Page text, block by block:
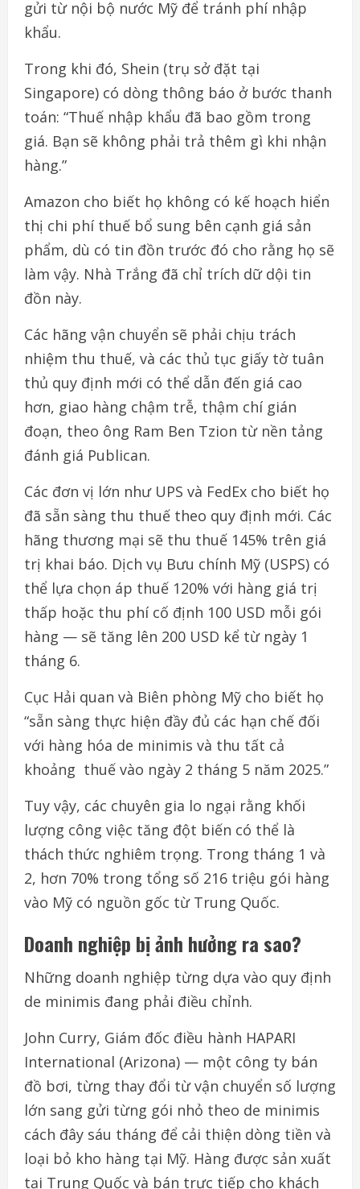
gửi từnội bộ nước Mỹ để tránh phí nhập
khẩu.
Trong khi đó, Shein (trụ sở đặt tại
Singapore) có dòng thông báo ở bước thanh
toán: “Thuế nhập khẩu đã bao gồm trong
giá. Bạn sẽ không phải trả thêm gì khi nhận
hàng.”
Amazon cho biết họ không có kế hoạch hiển
thị chi phí thuế bổ sung bên cạnh giá sản
phẩm, dù có tin đồn trước đó cho rằng họ sẽ
làm vậy. Nhà Trắng đã chỉ trích dữ dội tin
đồn này.
Các hãng vận chuyển sẽ phải chịu trách
nhiệm thu thuế, và các thủ tục giấy tờ tuân
thủ quy định mới có thể dẫn đến giá cao
hơn, giao hàng chậm trễ, thậm chí gián
đoạn, theo ông Ram Ben Tzion từ nền tảng
đánh giá Publican.
Các đơn vị lớn nhưUPS và FedEx cho biết họ
đã sẵn sàng thu thuế theo quy định mới. Các
hãng thương mại sẽ thu thuế 145% trên giá
trị khai báo. Dịch vụ Bưu chính Mỹ (USPS) có
thể lựa chọn áp thuế 120% với hàng giá trị
thấp hoặc thu phí cố định 100 USD mỗi gói
hàng — sẽ tăng lên 200 USD kể từ ngày 1
tháng 6.
Cục Hải quan và Biên phòng Mỹ cho biết họ
“sẵn sàng thực hiện đầy đủ các hạn chế đối
với hàng hóa de minimis và thu tất cả
khoảng thuế vào ngày 2 tháng 5 năm 2025.”
Tuy vậy, các chuyên gia lo ngại rằng khối
lượng công việc tăng đột biến có thể là
thách thức nghiêm trọng. Trong tháng 1 và
2, hơn 70% trong tổng số 216 triệu gói hàng
vào Mỹ có nguồn gốc từTrung Quốc.
Doanh nghiệp bịảnh hưởngra sao?
Những doanh nghiệp từng dựa vào quy định
de minimis đang phải điều chỉnh.
John Curry, Giám đốc điều hành HAPARI
International (Arizona) — một công ty bán
đồ bơi, từng thay đổi từvận chuyển số lượng
lớn sang gửi từng gói nhỏ theo de minimis
cách đây sáu tháng để cải thiện dòng tiền và
loại bỏ kho hàng tại Mỹ. Hàng được sản xuất
tại Trung Quốc và bán trực tiếp cho khách